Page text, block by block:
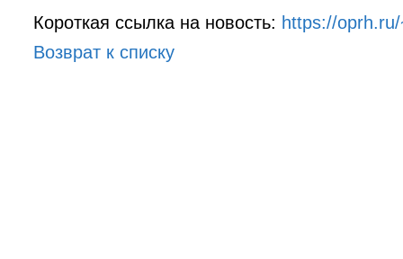
Короткая ссылка на новость: https://
Возврат к списку